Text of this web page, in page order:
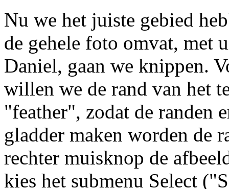
Nu we het juiste gebied
de gehele foto omvat, met
Daniel, gaan we knippen.
willen we de rand van het
"feather", zodat de randen
gladder maken worden de
rechter muisknop de
kies het submenu Select